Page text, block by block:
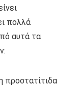
πολλά
αυτά τα
προστατίτιδα